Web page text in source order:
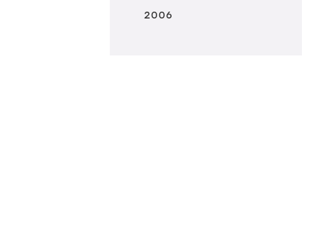
2006